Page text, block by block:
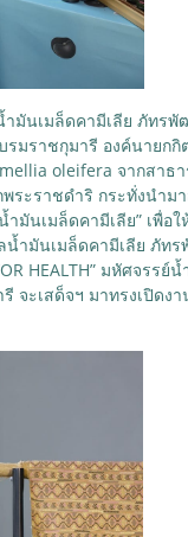
มันเมล็ดคามีเลีย ภัทร
รมราชกุมารี องค์นายก
oleifera จากสาธ
ะราชดำริ กระทั่งนำม
มันเมล็ดคามีเลีย” เพื่อ
ำมันเมล็ดคามีเลีย ภัทร
HEALTH” มหัศจรรย์
ะเสด็จฯ มาทรงเปิดง